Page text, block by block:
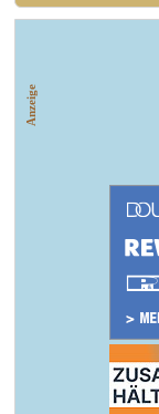
+++ Fußball Oberliga
Anzeige